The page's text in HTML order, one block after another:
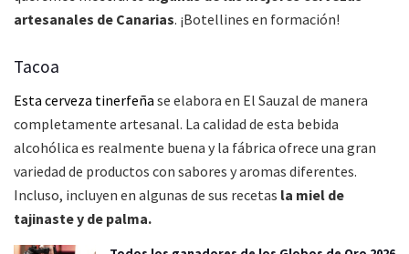
artesanales de Canarias. ¡Botellines en formación!
Tacoa
Esta cerveza tinerfeña se elabora en El Sauzal de manera
completamente artesanal. La calidad de esta bebida
alcohólica es realmente buena y la fábrica ofrece una gran
variedad de productos con sabores y aromas diferentes.
Incluso, incluyen en algunas de sus recetas la miel de
tajinaste y de palma.